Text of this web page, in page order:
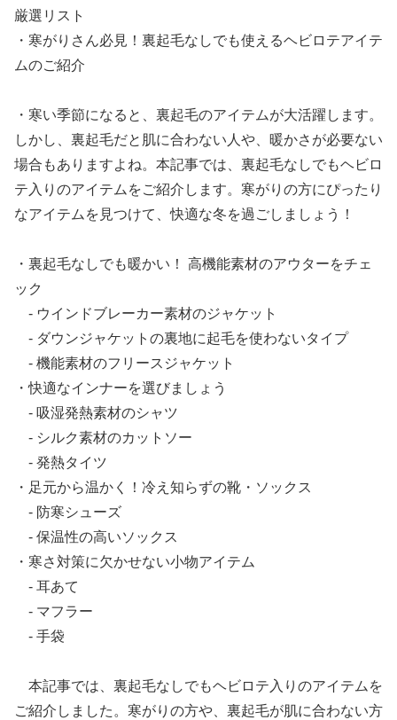
厳選リスト
・寒がりさん必見！裏起毛なしでも使えるヘビロテアイテ
ムのご紹介
・寒い季節になると、裏起毛のアイテムが大活躍します。
しかし、裏起毛だと肌に合わない人や、暖かさが必要ない
場合もありますよね。本記事では、裏起毛なしでもヘビロ
テ入りのアイテムをご紹介します。寒がりの方にぴったり
なアイテムを見つけて、快適な冬を過ごしましょう！
・裏起毛なしでも暖かい！ 高機能素材のアウターをチェ
ック
- ウインドブレーカー素材のジャケット
- ダウンジャケットの裏地に起毛を使わないタイプ
- 機能素材のフリースジャケット
・快適なインナーを選びましょう
- 吸湿発熱素材のシャツ
- シルク素材のカットソー
- 発熱タイツ
・足元から温かく！冷え知らずの靴・ソックス
- 防寒シューズ
- 保温性の高いソックス
・寒さ対策に欠かせない小物アイテム
- 耳あて
- マフラー
- 手袋
本記事では、裏起毛なしでもヘビロテ入りのアイテムを
ご紹介しました。寒がりの方や、裏起毛が肌に合わない方